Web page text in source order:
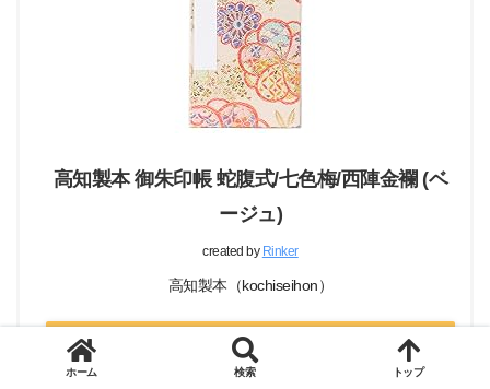
高知製本 御朱印帳 蛇腹式/七色梅/西陣金襴 (ベ
ージュ)
created by Rinker
高知製本（kochiseihon）
Amazon
ホーム 検索 トップ